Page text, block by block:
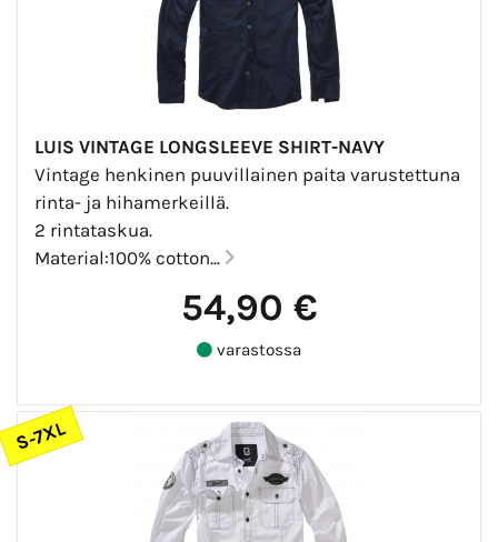
LUIS VINTAGE LONGSLEEVE SHIRT-NAVY
Vintage henkinen puuvillainen paita varustettuna
rinta- ja hihamerkeillä.
2 rintataskua.
Material:100% cotton...
54,90 €
varastossa
S-7XL